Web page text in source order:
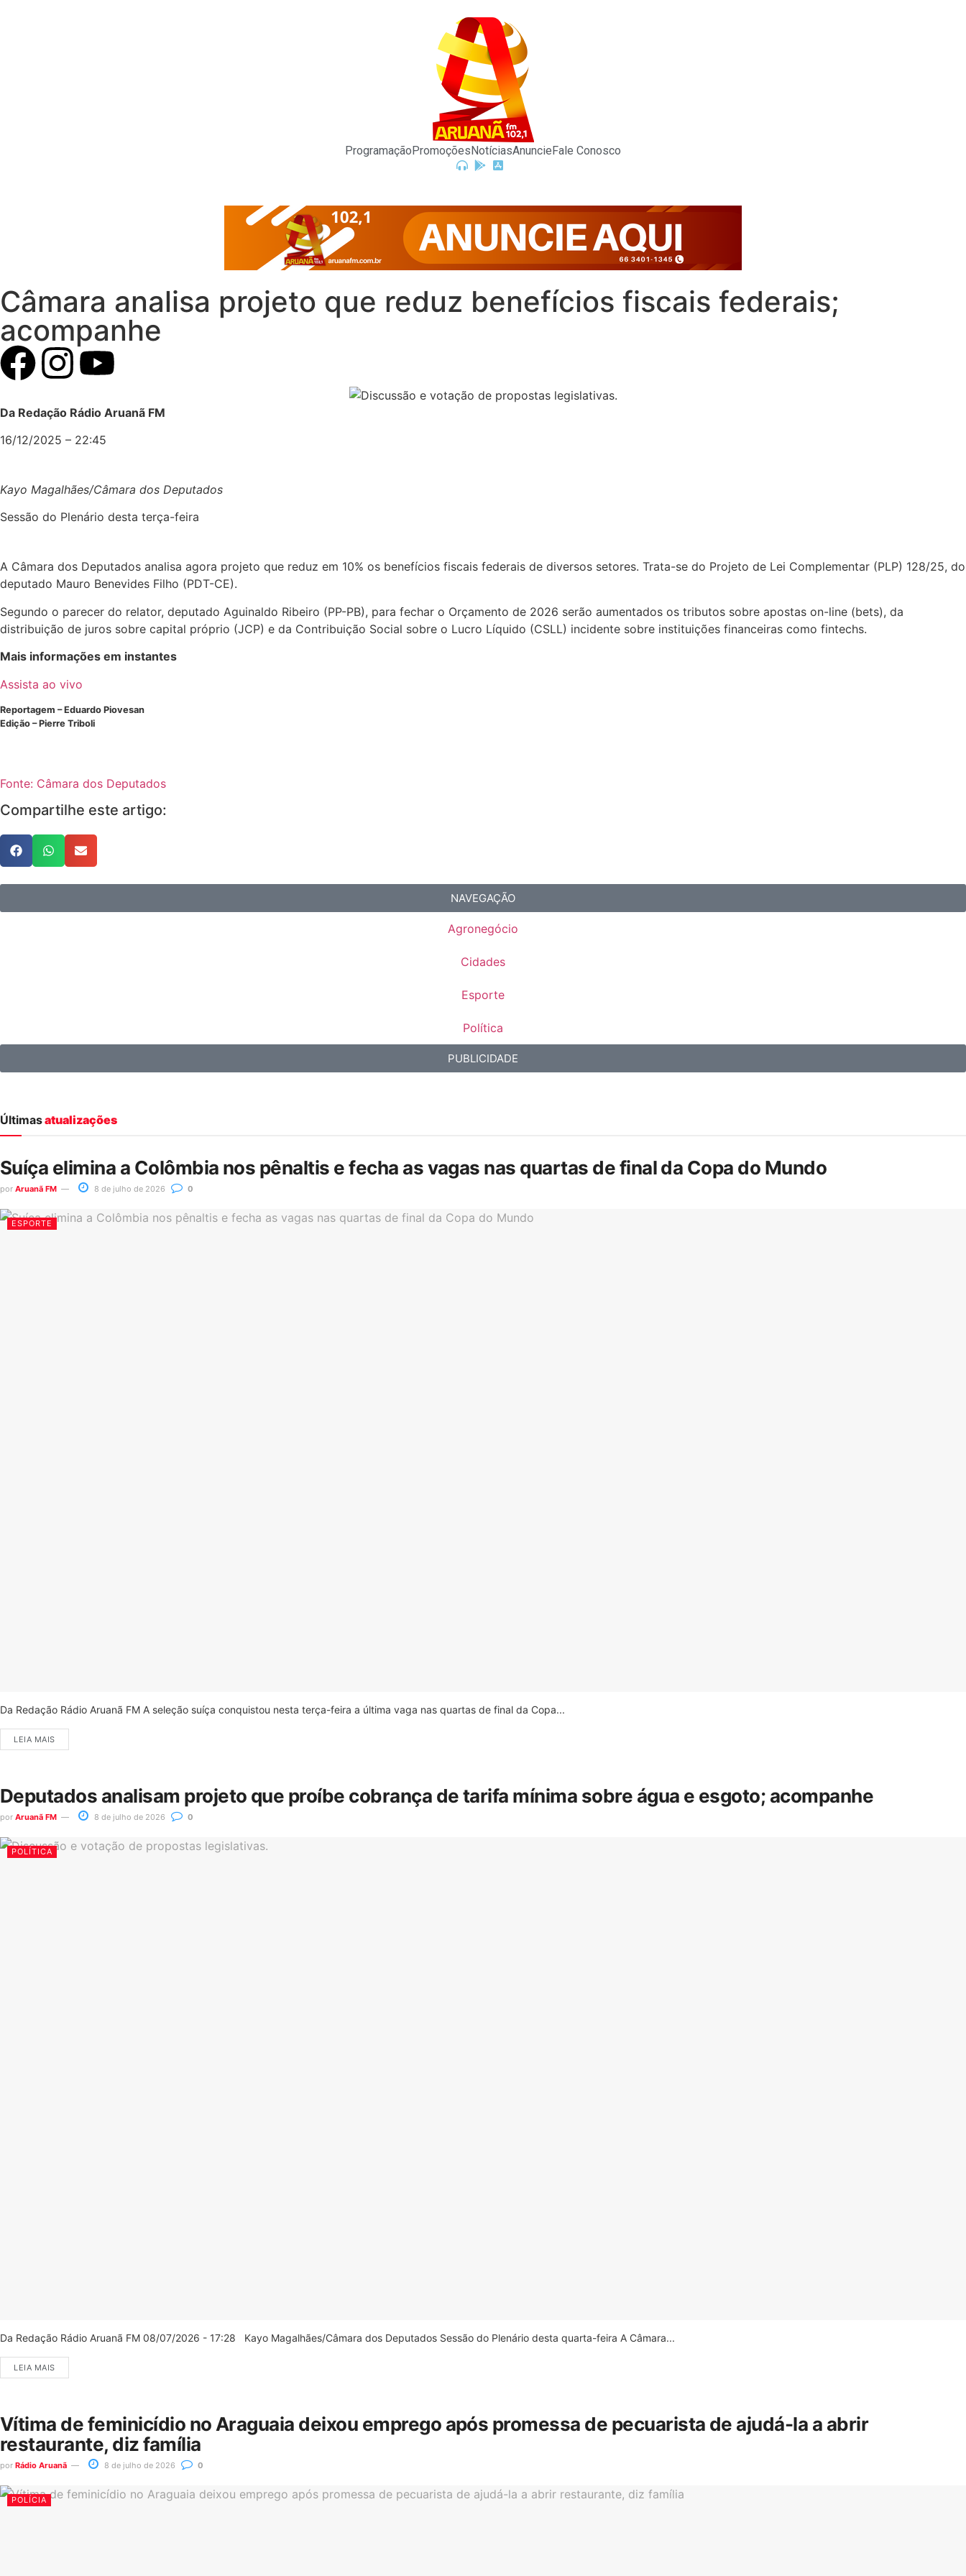
ProgramaçãoPromoçõesNotíciasAnuncieFale Conosco
Câmara analisa projeto que reduz benefícios fiscais federais;
acompanhe
Da Redação Rádio Aruanã FM
16/12/2025 – 22:45
Kayo Magalhães/Câmara dos Deputados
Sessão do Plenário desta terça-feira
A Câmara dos Deputados analisa agora projeto que reduz em 10% os benefícios fiscais federais de diversos setores. Trata-se do Projeto de Lei Complementar (PLP) 128/25, do
deputado Mauro Benevides Filho (PDT-CE).
Segundo o parecer do relator, deputado Aguinaldo Ribeiro (PP-PB), para fechar o Orçamento de 2026 serão aumentados os tributos sobre apostas on-line (bets), da
distribuição de juros sobre capital próprio (JCP) e da Contribuição Social sobre o Lucro Líquido (CSLL) incidente sobre instituições financeiras como fintechs.
Mais informações em instantes
Assista ao vivo
Reportagem – Eduardo Piovesan
Edição – Pierre Triboli
Fonte: Câmara dos Deputados
Compartilhe este artigo:
NAVEGAÇÃO
Agronegócio
Cidades
Esporte
Política
PUBLICIDADE
Últimasatualizações
Suíça elimina a Colômbia nos pênaltis e fecha as vagas nas quartas de final da Copa do Mundo
por Aruanã FM 8 de julho de 2026 0
ESPORTE
Da Redação Rádio Aruanã FM A seleção suíça conquistou nesta terça-feira a última vaga nas quartas de final da Copa...
LEIA MAIS
Deputados analisam projeto que proíbe cobrança de tarifa mínima sobre água e esgoto; acompanhe
por Aruanã FM 8 de julho de 2026 0
POLÍTICA
Da Redação Rádio Aruanã FM 08/07/2026 - 17:28 Kayo Magalhães/Câmara dos Deputados Sessão do Plenário desta quarta-feira A Câmara...
LEIA MAIS
Vítima de feminicídio no Araguaia deixou emprego após promessa de pecuarista de ajudá-la a abrir
restaurante, diz família
por Rádio Aruanã 8 de julho de 2026 0
POLÍCIA